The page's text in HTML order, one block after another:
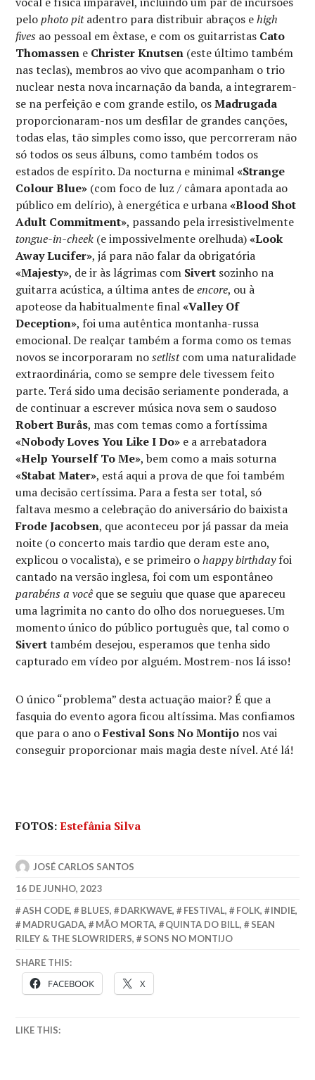
pelophoto pitadentro para distribuir abraços ehigh
fives ao pessoal em êxtase, e com os guitarristas Cato
Thomassen e Christer Knutsen (este último também
nas teclas), membros ao vivo que acompanham o trio
nuclear nesta nova incarnação da banda, a integrarem-
se na perfeição e com grande estilo, osMadrugada
proporcionaram-nos um desfilar de grandes canções,
todas elas, tão simples como isso, que percorreram não
só todos os seus álbuns, como também todos os
estados de espírito. Da nocturna e minimal«Strange
Colour Blue» (com foco de luz / câmara apontada ao
público em delírio), à energética e urbana«Blood Shot
Adult Commitment», passando pela irresistivelmente
tongue-in-cheek (e impossivelmente orelhuda)«Look
Away Lucifer», já para não falar da obrigatória
«Majesty», de ir às lágrimas com Sivert sozinho na
guitarra acústica, a última antes deencore, ou à
apoteose da habitualmente final«Valley Of
Deception», foi uma autêntica montanha-russa
emocional. De realçar também a forma como os temas
novos se incorporaram nosetlistcom uma naturalidade
extraordinária, como se sempre dele tivessem feito
parte. Terá sido uma decisão seriamente ponderada, a
de continuar a escrever música nova sem o saudoso
Robert Burås, mas com temas como a fortíssima
«Nobody Loves You Like I Do» e a arrebatadora
«Help Yourself To Me», bem como a mais soturna
«Stabat Mater», está aqui a prova de que foi também
uma decisão certíssima. Para a festa ser total, só
faltava mesmo a celebração do aniversário do baixista
Frode Jacobsen, que aconteceu por já passar da meia
noite (o concerto mais tardio que deram este ano,
explicou o vocalista), e se primeiro ohappy birthdayfoi
cantado na versão inglesa, foi com um espontâneo
parabéns a você que se seguiu que quase que apareceu
uma lagrimita no canto do olho dos noruegueses. Um
momento único do público português que, tal como o
Siverttambém desejou, esperamos que tenha sido
capturado em vídeo por alguém. Mostrem-nos lá isso!
O único “problema” desta actuação maior? É que a
fasquia do evento agora ficou altíssima. Mas confiamos
que para o ano oFestival Sons No Montijo nos vai
conseguir proporcionar mais magia deste nível. Até lá!
FOTOS:Estefânia Silva
JOSÉ CARLOS SANTOS
16 DE JUNHO, 2023
ASH CODE, BLUES, DARKWAVE, FESTIVAL, FOLK, INDIE,
MADRUGADA, MÃO MORTA, QUINTA DO BILL,
SEAN
RILEY & THE SLOWRIDERS, SONS NO MONTIJO
SHARE THIS:
FACEBOOK X
LIKE THIS: